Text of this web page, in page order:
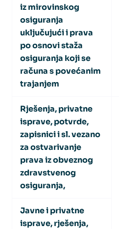
iz mirovinskog
osiguranja
uključujući i prava
po osnovi staža
osiguranja koji se
računa s povećanim
trajanjem
Rješenja, privatne
isprave, potvrde,
zapisnici i sl. vezano
za ostvarivanje
prava iz obveznog
zdravstvenog
osiguranja,
Javne i privatne
isprave, rješenja,